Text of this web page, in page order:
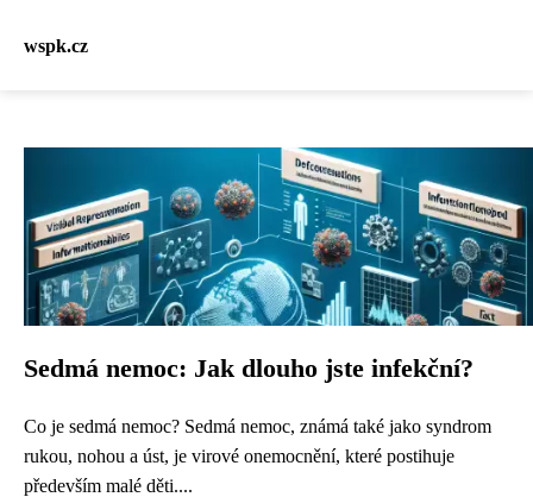
wspk.cz
Sedmá nemoc: Jak dlouho jste infekční?
Co je sedmá nemoc? Sedmá nemoc, známá také jako syndrom
rukou, nohou a úst, je virové onemocnění, které postihuje
především malé děti....